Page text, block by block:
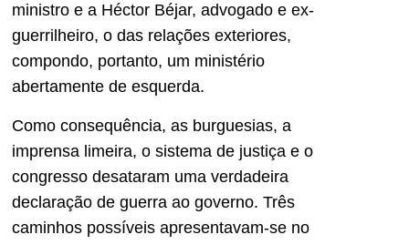
ministro e a Héctor Béjar, advogado e ex-
guerrilheiro, o das relações exteriores,
compondo, portanto, um ministério
abertamente de esquerda.
Como consequência, as burguesias, a
imprensa limeira, o sistema de justiça e o
congresso desataram uma verdadeira
declaração de guerra ao governo. Três
caminhos possíveis apresentavam-se no